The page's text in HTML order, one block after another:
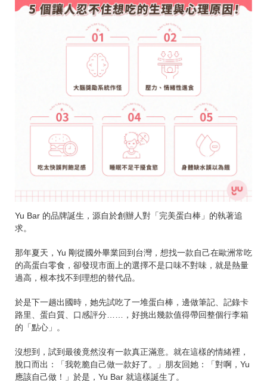
Yu Bar 的品牌誕生，源自於創辦人對「完美蛋白棒」的執著追
求。
那年夏天，Yu 剛從國外畢業回到台灣，想找一款自己在歐洲常吃
的高蛋白零食，卻發現市面上的選擇不是口味不對味，就是熱量
過高，根本找不到理想的替代品。
於是下一趟出國時，她先試吃了一堆蛋白棒，邊做筆記、記錄卡
路里、蛋白質、口感評分……，好挑出幾款值得帶回整個行李箱
的「點心」。
沒想到，試到最後竟然沒有一款真正滿意。就在這樣的情緒裡，
脫口而出：「我乾脆自己做一款好了。」朋友回她：「對啊，Yu
應該自己做！」於是，Yu Bar 就這樣誕生了。